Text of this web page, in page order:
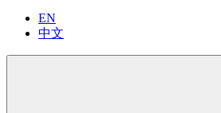
EN
中文